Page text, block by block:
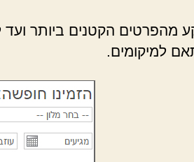
מהפרטים הקטנים ביותר ועד
למיקומים.